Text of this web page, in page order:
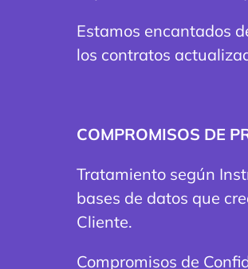
Estamos encantados
los contratos
COMPROMISOS DE
Tratamiento según
bases de datos que
Cliente.
Compromisos de